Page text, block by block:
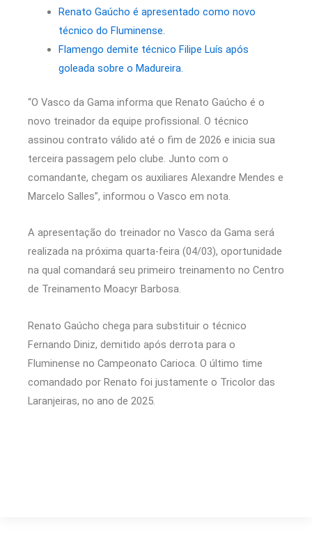
Renato Gaúcho é apresentado como novo
técnico do Fluminense.
Flamengo demite técnico Filipe Luís após
goleada sobre o Madureira.
“O Vasco da Gama informa que Renato Gaúcho é o
novo treinador da equipe profissional. O técnico
assinou contrato válido até o fim de 2026 e inicia sua
terceira passagem pelo clube. Junto com o
comandante, chegam os auxiliares Alexandre Mendes e
Marcelo Salles”, informou o Vasco em nota.
A apresentação do treinador no Vasco da Gama será
realizada na próxima quarta-feira (04/03), oportunidade
na qual comandará seu primeiro treinamento no Centro
de Treinamento Moacyr Barbosa.
Renato Gaúcho chega para substituir o técnico
Fernando Diniz, demitido após derrota para o
Fluminense no Campeonato Carioca. O último time
comandado por Renato foi justamente o Tricolor das
Laranjeiras, no ano de 2025.